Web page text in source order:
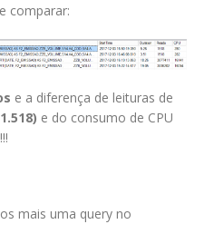
comparar:
e a diferença de leituras de
e do consumo de CPU
mais uma query no